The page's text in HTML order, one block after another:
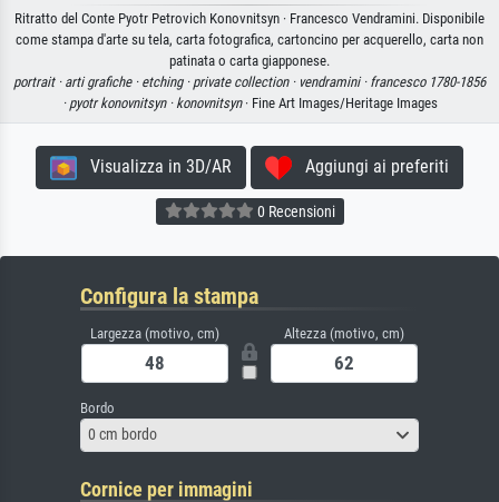
Ritratto del Conte Pyotr Petrovich Konovnitsyn · Francesco Vendramini. Disponibile
come stampa d'arte su tela, carta fotografica, cartoncino per acquerello, carta non
patinata o carta giapponese.
portrait · arti grafiche · etching · private collection · vendramini · francesco 1780-1856
· pyotr konovnitsyn · konovnitsyn· Fine Art Images/Heritage Images
Visualizza in 3D/AR Aggiungi ai preferiti
0 Recensioni
Configura la stampa
Largezza (motivo, cm) Altezza (motivo, cm)
Bordo
0 cm bordo
Cornice per immagini